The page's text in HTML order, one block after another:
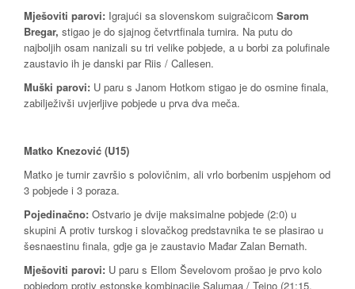
Mješoviti parovi: Igrajući sa slovenskom suigračicom Sarom
Bregar, stigao je do sjajnog četvrtfinala turnira. Na putu do
najboljih osam nanizali su tri velike pobjede, a u borbi za polufinale
zaustavio ih je danski par Riis / Callesen.
Muški parovi: U paru s Janom Hotkom stigao je do osmine finala,
zabilježivši uvjerljive pobjede u prva dva meča.
Matko Knezović (U15)
Matko je turnir završio s polovičnim, ali vrlo borbenim uspjehom od
3 pobjede i 3 poraza.
Pojedinačno: Ostvario je dvije maksimalne pobjede (2:0) u
skupini A protiv turskog i slovačkog predstavnika te se plasirao u
šesnaestinu finala, gdje ga je zaustavio Mađar Zalan Bernath.
Mješoviti parovi: U paru s Ellom Ševelovom prošao je prvo kolo
pobjedom protiv estonske kombinacije Salumaa / Teino (21:15,